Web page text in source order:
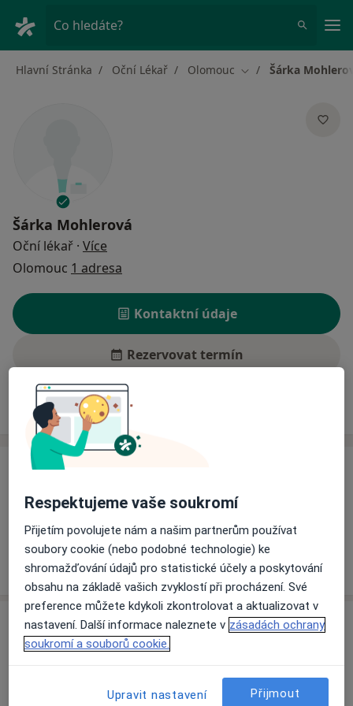
Co hledáte?
Hlavní Stránka Oční Lékař Olomouc Změna města
Šárka
Šárka Mohlerová
Oční lékař · Více
Olomouc 1 adresa
Kontaktní údaje
Rezervovat termín
Ceník Adresy
Ceník
Informace o službách a cenách nejsou k dispozici
Tento specialista ještě nepřidával žádné informace o
svých službách.
Adresa
771 11
Respektujeme vaše soukromí
Přijetím povolujete nám a našim partnerům používat
soubory cookie (nebo podobné technologie) ke
shromažďování údajů pro statistické účely a poskytování
obsahu na základě vašich zvyklostí při procházení. Své
preference můžete kdykoli zkontrolovat a aktualizovat v
nastavení. Další informace naleznete v zásadách ochrany
soukromí a souborů cookie.
Upravit nastavení Přijmout